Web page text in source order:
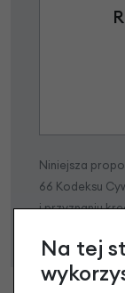
Niniejsza
66 Kodeksu
i przyznaniu
Na tej